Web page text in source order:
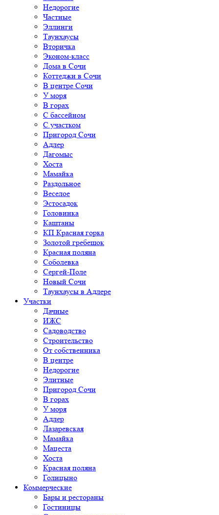
Недорогие
Частные
Эллинги
Таунхаусы
Вторичка
Эконом-класс
Дома в Сочи
Коттеджи в Сочи
В центре Сочи
У моря
В горах
С бассейном
С участком
Пригород Сочи
Адлер
Дагомыс
Хоста
Мамайка
Раздольное
Веселое
Эстосадок
Головинка
Каштаны
КП Красная горка
Золотой гребешок
Красная поляна
Соболевка
Сергей-Поле
Новый Сочи
Таунхаусы в Адлере
Участки
Дачные
ИЖС
Садоводство
Строительство
От собственника
В центре
Недорогие
Элитные
Пригород Сочи
В горах
У моря
Адлер
Лазаревская
Мамайка
Мацеста
Хоста
Красная поляна
Голицыно
Коммерческие
Бары и рестораны
Гостиницы